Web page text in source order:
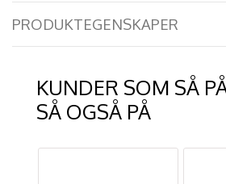
PRODUKTEGENSKAPER
KUNDER SOM SÅ
SÅ OGSÅ PÅ